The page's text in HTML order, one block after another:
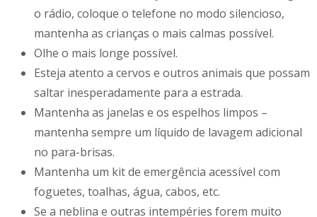
o rádio, coloque o telefone no modo silencioso,
mantenha as crianças o mais calmas possível.
Olhe o mais longe possível.
Esteja atento a cervos e outros animais que possam
saltar inesperadamente para a estrada.
Mantenha as janelas e os espelhos limpos –
mantenha sempre um líquido de lavagem adicional
no para-brisas.
Mantenha um kit de emergência acessível com
foguetes, toalhas, água, cabos, etc.
Se a neblina e outras intempéries forem muito